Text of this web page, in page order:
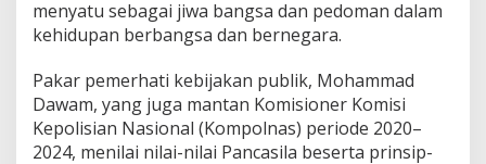
s
i
Q
r
b
a
n
menyatu sebagai jiwa bangsa dan pedoman dalam
kehidupan berbangsa dan bernegara.
Pakar pemerhati kebijakan publik, Mohammad
Dawam, yang juga mantan Komisioner Komisi
Kepolisian Nasional (Kompolnas) periode 2020–
2024, menilai nilai-nilai Pancasila beserta prinsip-